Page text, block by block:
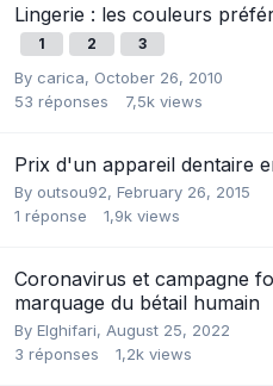
Lingerie : les couleurs
1 2 3
By carica, October 26, 2010
53 réponses 7,5k views
Prix d'un appareil dentaire
By outsou92, February 26, 2015
1 réponse 1,9k views
Coronavirus et campagne
marquage du bétail humain
By Elghifari, August 25, 2022
3 réponses 1,2k views